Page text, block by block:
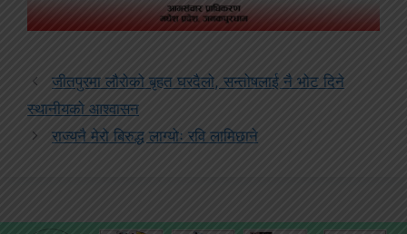
जीतपुरमा लौरोको बृहत घरदैलो, सन्तोषलाई नै भोट दिने
स्थानीयको आश्वासन
राज्यनै मेरो बिरुद्ध लाग्योः रवि लामिछाने